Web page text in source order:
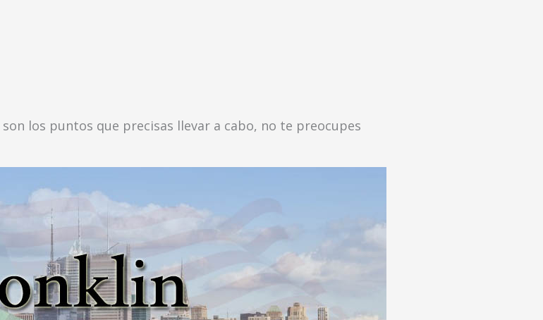
los puntos que precisas llevar a cabo, no te preocupes